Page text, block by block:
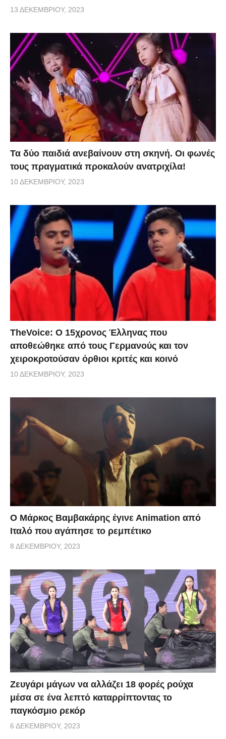
13 ΔΕΚΕΜΒΡΊΟΥ, 2023
Τα δύο παιδιά ανεβαίνουν στη σκηνή. Οι φωνές
τους πραγματικά προκαλούν ανατριχίλα!
10 ΔΕΚΕΜΒΡΊΟΥ, 2023
TheVoice: Ο 15χρονος Έλληνας που
αποθεώθηκε από τους Γερμανούς και τον
χειροκροτούσαν όρθιοι κριτές και κοινό
10 ΔΕΚΕΜΒΡΊΟΥ, 2023
Ο Μάρκος Βαμβακάρης έγινε Αnimation από
Ιταλό που αγάπησε το ρεμπέτικο
8 ΔΕΚΕΜΒΡΊΟΥ, 2023
Zευγάρι μάγων να αλλάζει 18 φορές ρούχα
μέσα σε ένα λεπτό καταρρίπτοντας το
παγκόσμιο ρεκόρ
6 ΔΕΚΕΜΒΡΊΟΥ, 2023